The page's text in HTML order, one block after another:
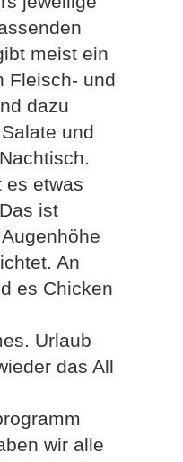
meist ein
Fleisch- und
dazu
und
es etwas
ist
An
es Chicken
Urlaub
das All
wir alle